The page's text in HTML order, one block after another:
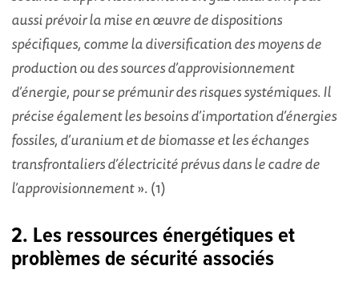
aussi prévoir la mise en œuvre de dispositions
spécifiques, comme la diversification des moyens de
production ou des sources d’approvisionnement
d’énergie, pour se prémunir des risques systémiques. Il
précise également les besoins d’importation d’énergies
fossiles, d’uranium et de biomasse et les échanges
transfrontaliers d’électricité prévus dans le cadre de
l’approvisionnement». (1)
2. Les ressources énergétiques et
problèmes de sécurité associés